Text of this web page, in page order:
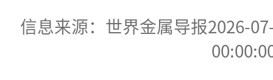
信息来源：世界金属导报2026-